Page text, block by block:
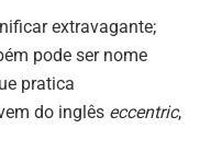
extravagante;
pode ser nome
pratica
do inglês eccentric,